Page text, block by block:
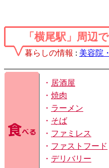
「横尾駅」周辺で
暮らしの情報 : 美容院
・ 居酒屋
・ 焼肉
・ ラーメン
・ そば
・ ファミレス
・ ファストフード
・ デリバリー